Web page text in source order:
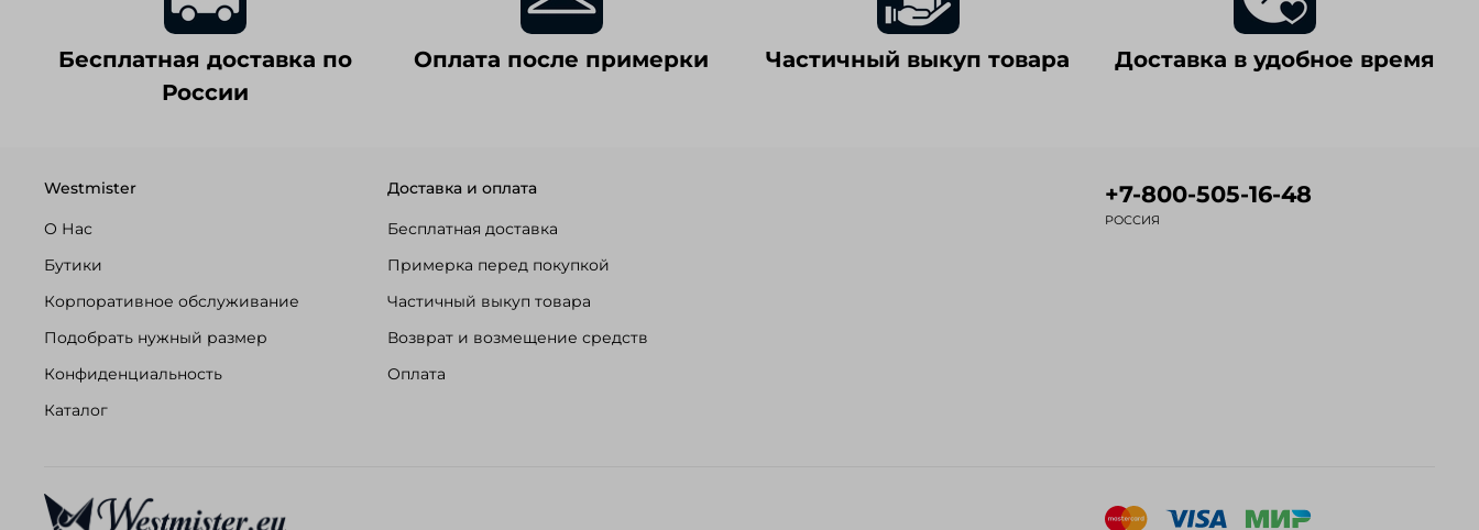
Бесплатная доставка по
России
Оплата после примерки Частичный выкуп товара Доставка в удобное время
Westmister
О Нас
Бутики
Корпоративное обслуживание
Подобрать нужный размер
Конфиденциальность
Каталог
Доставка и оплата
Бесплатная доставка
Примерка перед покупкой
Частичный выкуп товара
Возврат и возмещение средств
Оплата
+7-800-505-16-48
РОССИЯ